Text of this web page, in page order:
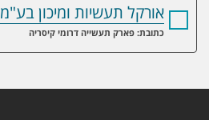
אורקל תעשיות ומיכון בע"מ
כתובת: פארק תעשייה דרומי קיסריה